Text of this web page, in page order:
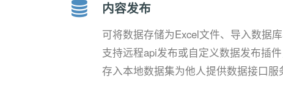
内容发布
可将数据存储为Excel文件、导入数据
支持远程api发布或自定义数据发布插
存入本地数据集为他人提供数据接口服